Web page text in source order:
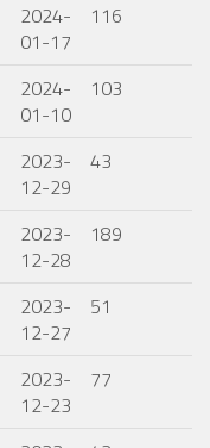
2024-
01-17
116
2024-
01-10
103
2023-
12-29
43
2023-
12-28
189
2023-
12-27
51
2023-
12-23
77